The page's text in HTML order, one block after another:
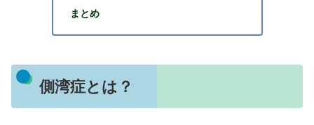
まとめ
側湾症とは？